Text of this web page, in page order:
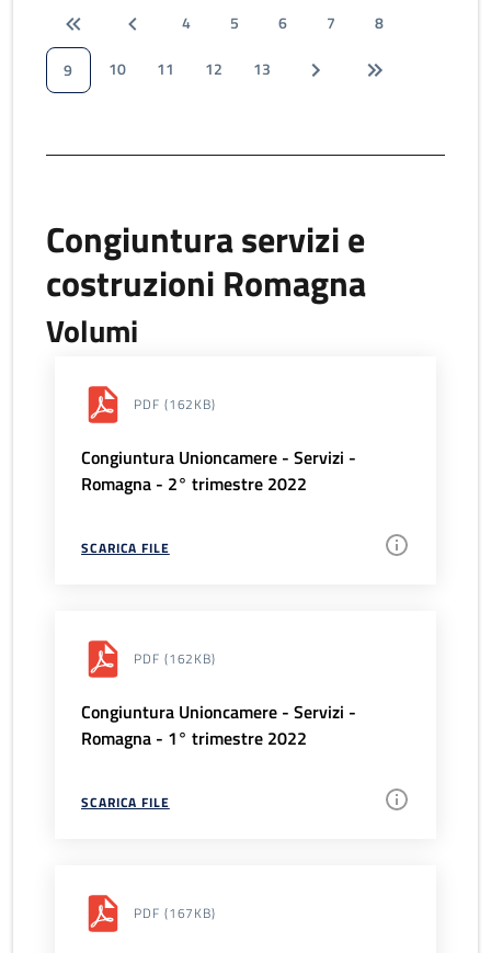
4 5 6 7
8
9
10 11 12 13
Congiuntura servizi e
costruzioni Romagna
Volumi
PDF (162KB)
Congiuntura Unioncamere - Servizi -
Romagna - 2° trimestre 2022
SCARICA FILE
PDF (162KB)
Congiuntura Unioncamere - Servizi -
Romagna - 1° trimestre 2022
SCARICA FILE
PDF (167KB)